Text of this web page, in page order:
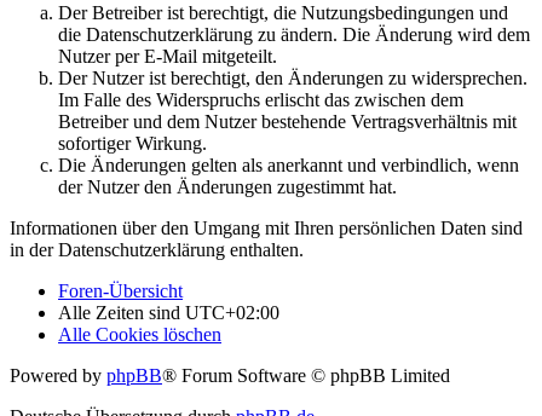
Der Betreiber ist berechtigt, die Nutzungsbedingungen und
die Datenschutzerklärung zu ändern. Die Änderung wird dem
Nutzer per E-Mail mitgeteilt.
Der Nutzer ist berechtigt, den Änderungen zu widersprechen.
Im Falle des Widerspruchs erlischt das zwischen dem
Betreiber und dem Nutzer bestehende Vertragsverhältnis mit
sofortiger Wirkung.
Die Änderungen gelten als anerkannt und verbindlich, wenn
der Nutzer den Änderungen zugestimmt hat.
Informationen über den Umgang mit Ihren persönlichen Daten sind
in der Datenschutzerklärung enthalten.
Foren-Übersicht
Alle Zeiten sind UTC+02:00
Alle Cookies löschen
Powered by phpBB® Forum Software © phpBB Limited